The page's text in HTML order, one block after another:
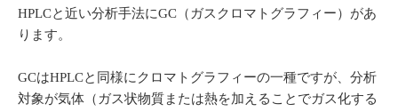
HPLCと近い分析手法にGC（ガスクロマトグラフィー）があ
ります。
GCはHPLCと同様にクロマトグラフィーの一種ですが、分析
対象が気体（ガス状物質または熱を加えることでガス化する